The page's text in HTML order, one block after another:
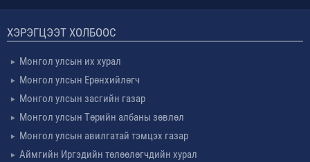
ХЭРЭГЦЭЭТ ХОЛБООС
Монгол улсын их хурал
Монгол улсын Ерөнхийлөгч
Монгол улсын засгийн газар
Монгол улсын Төрийн албаны зөвлөл
Монгол улсын авилгатай тэмцэх газар
Аймгийн Иргэдийн төлөөлөгчдийн хурал